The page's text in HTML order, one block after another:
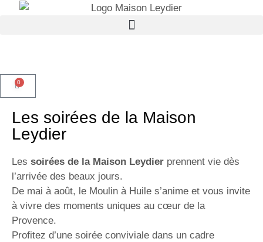
0
Les soirées de la Maison
Leydier
Les soirées de la Maison Leydier prennent vie dès
l’arrivée des beaux jours.
De mai à août, le Moulin à Huile s’anime et vous invite
à vivre des moments uniques au cœur de la
Provence.
Profitez d’une soirée conviviale dans un cadre
OFFRE DU MOMENT: -10 %
sur notre huile d'olive intense